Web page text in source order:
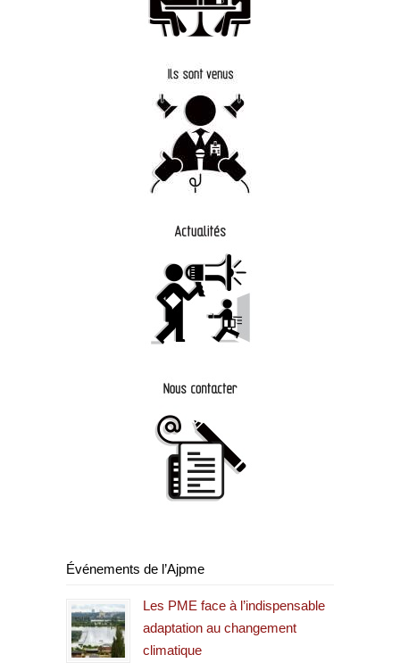
Événements de l’Ajpme
Les PME face à l’indispensable
adaptation au changement
climatique